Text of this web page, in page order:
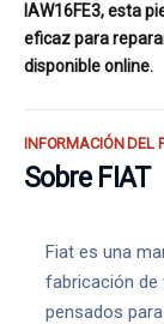
IAW16FE3, esta
eficaz para
disponible online.
INFORMACIÓN DEL
Sobre FIAT
Fiat es una
fabricación de
pensados